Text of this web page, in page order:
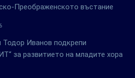
Преображенското въстание
Тодор Иванов подкрепи
за развитието на младите хора